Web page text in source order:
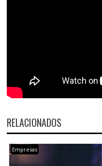
RELACIONADOS
Empresas